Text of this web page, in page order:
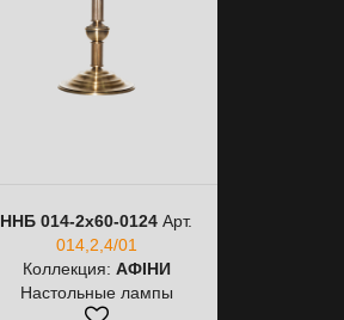
ННБ 014-2х60-0124 Арт.
014,2,4/01
Коллекция: АФІНИ
Настольные лампы